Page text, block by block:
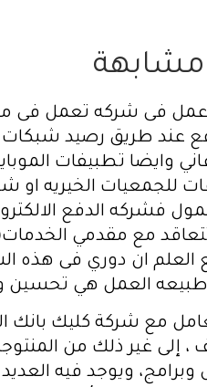
مشابهة
فى شركه تعمل فى مجال
عند طريق رصيد
وايضا تطبيفات
للجمعيات الخيريه
فشركه الدفع
تتعاقد مع مقدمي
العلم ان دوري فى
العمل هي تحسين
مع شركة كليك بانك
ويوجد فيه